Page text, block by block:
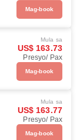
Mag-book
Mula sa
US$ 163.73
Presyo/ Pax
Mag-book
Mula sa
US$ 163.77
Presyo/ Pax
Mag-book